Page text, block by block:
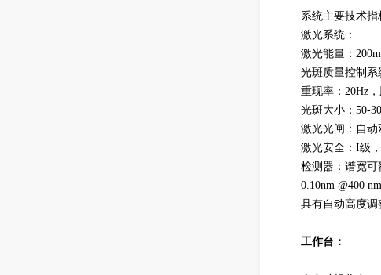
系统主要技术指
激光系统：
激光能量：
光斑质量控制系
重现率：20Hz
光斑大小：50-
激光光闸：自
激光安全：I级
检测器：谱宽可
0.10nm @400
具有自动高度调
工作台：